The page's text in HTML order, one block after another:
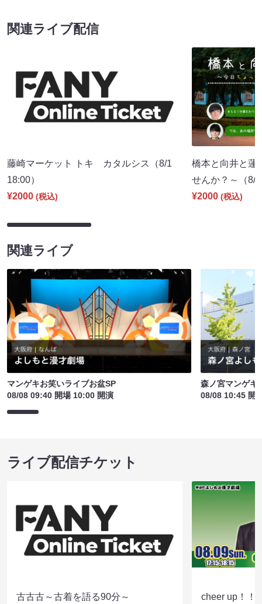
関連ライブ配信
藤崎マーケット トキ カタルシス（8/1
18:00）
¥2000 (税込)
橋本と向井と蓮
せんか？～（
¥2000 (税込)
関連ライブ
マンゲキお笑いライブお盆SP
08/08 09:40 開場 10:00 開演
森ノ宮マンゲキ
08/08 10:45 開
ライブ配信チケット
古古古～古着を語る90分～
cheer up！